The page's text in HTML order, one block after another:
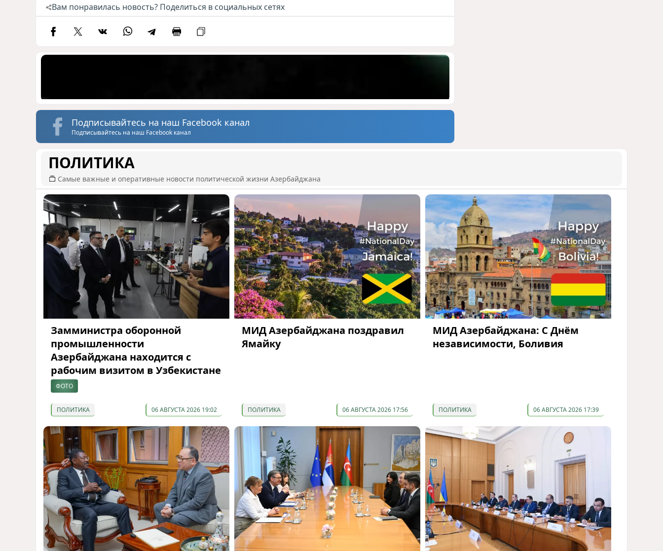
Вам понравилась новость? Поделиться в социальных сетях
Подписывайтесь на наш Facebook канал
Подписывайтесь на наш Facebook канал
ПОЛИТИКА
Самые важные и оперативные новости политической жизни Азербайджана
Замминистра оборонной
промышленности
Азербайджана находится с
рабочим визитом в Узбекистане
ФОТО
ПОЛИТИКА 06 АВГУСТА 2026 19:02
МИД Азербайджана поздравил
Ямайку
ПОЛИТИКА 06 АВГУСТА 2026 17:56
МИД Азербайджана: С Днём
независимости, Боливия
ПОЛИТИКА 06 АВГУСТА 2026 17:39